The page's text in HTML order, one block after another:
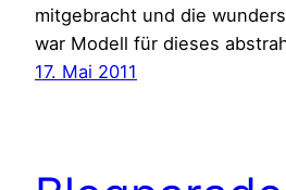
mitgebracht und die
war Modell für dieses
17. Mai 2011